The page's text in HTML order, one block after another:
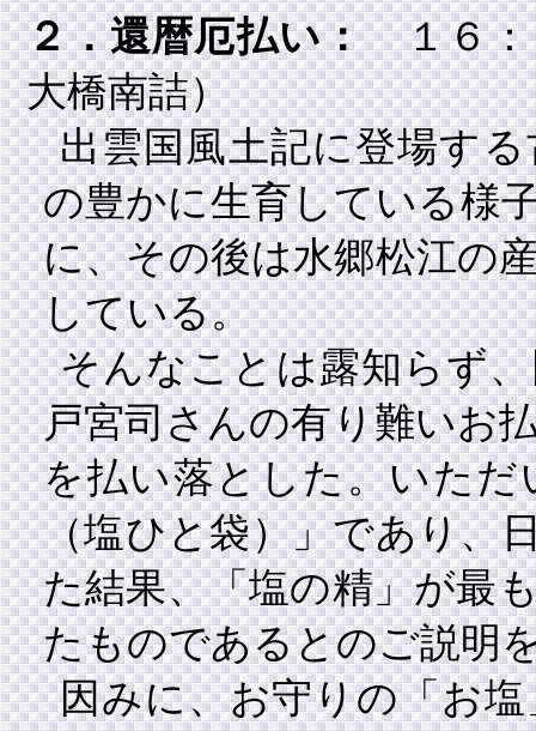
２．還暦厄払い：１６：
大橋南詰）
出雲国風土記に登場す
の豊かに生育している様
に、その後は水郷松江の
している。
そんなことは露知らず
戸宮司さんの有り難いお
を払い落とした。いた
（塩ひと袋）」であり、
た結果、「塩の精」が最
たものであるとのご説明
因みに、お守りの「お